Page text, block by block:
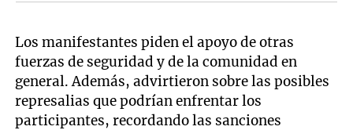
Los manifestantes piden el apoyo de otras
fuerzas de seguridad y de la comunidad en
general. Además, advirtieron sobre las posibles
represalias que podrían enfrentar los
participantes, recordando las sanciones